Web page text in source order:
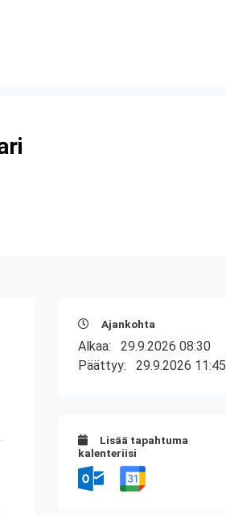
Ajankohta
Alkaa: 29.9.2026 08:30
Päättyy: 29.9.2026 11:45
Lisää tapahtuma
kalenteriisi